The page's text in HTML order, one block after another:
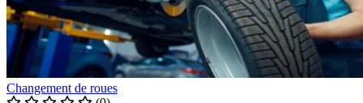
Changement de roues